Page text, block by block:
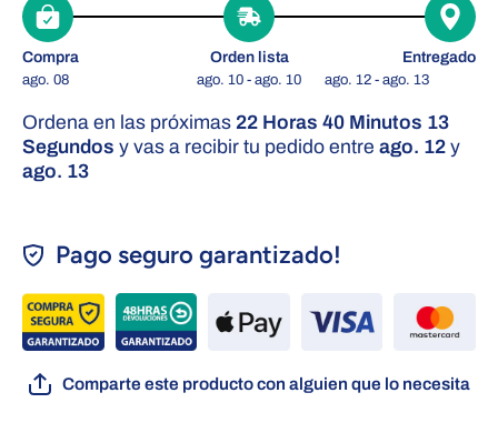
Compra
ago. 08
Orden lista
ago. 10 - ago. 10
Entregado
ago. 12 - ago. 13
Ordena en las próximas 22 Horas 40 Minutos 12
Segundos y vas a recibir tu pedido entre ago. 12 y
ago. 13
Pago seguro garantizado!
Comparte este producto con alguien que lo necesita